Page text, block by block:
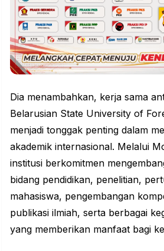
Dia menambahkan, kerja sama
Belarusian State University of
menjadi tonggak penting dalam
akademik internasional. Melalui
institusi berkomitmen
bidang pendidikan, penelitian,
mahasiswa, pengembangan
publikasi ilmiah, serta berbagai
yang memberikan manfaat bagi